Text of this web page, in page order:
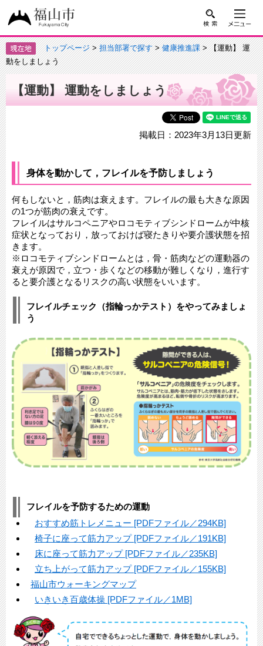
トップページ>担当部署で探す>健康推進課> 【運動】 運
動をしましょう
【運動】 運動をしましょう
掲載日：2023年3月13日更新
身体を動かして，フレイルを予防しましょう
何もしないと，筋肉は衰えます。フレイルの最も大きな原因
の1つが筋肉の衰えです。
フレイルはサルコペニアやロコモティブシンドロームが中核
症状となっており，放っておけば寝たきりや要介護状態を招
きます。
※ロコモティブシンドロームとは，骨・筋肉などの運動器の
衰えが原因で，立つ・歩くなどの移動が難しくなり，進行す
ると要介護となるリスクの高い状態をいいます。
フレイルチェック（指輪っかテスト）をやってみましょ
う
フレイルを予防するための運動
おすすめ筋トレメニュー [PDFファイル／294KB]
椅子に座って筋力アップ [PDFファイル／191KB]
床に座って筋力アップ [PDFファイル／235KB]
立ち上がって筋力アップ [PDFファイル／155KB]
福山市ウォーキングマップ
いきいき百歳体操 [PDFファイル／1MB]